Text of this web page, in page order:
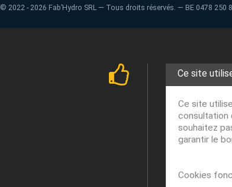
© 2022 - 2026 Fab’Hydro SRL — Tous droits réservés. — BE 0478 250
Ce site
Ce site
consultation
souhaitez
garantir le
Cookies